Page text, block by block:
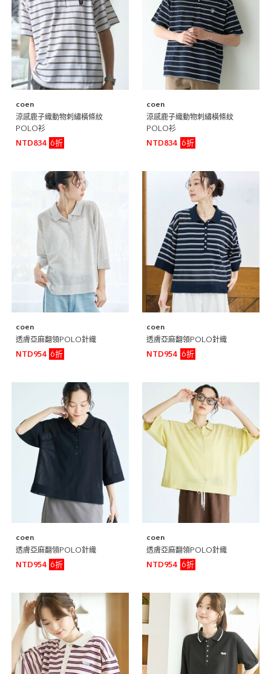
coen
涼感鹿子織動物刺繡橫條紋
POLO衫
NTD834
6折
coen
涼感鹿子織動物刺繡橫條紋
POLO衫
NTD834
6折
coen
透膚亞麻翻領POLO針織
NTD954
6折
coen
透膚亞麻翻領POLO針織
NTD954
6折
coen
透膚亞麻翻領POLO針織
NTD954
6折
coen
透膚亞麻翻領POLO針織
NTD954
6折